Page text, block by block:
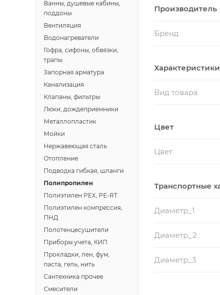
Производитель
Бренд
Характеристики
Вид товара
Цвет
Цвет
Транспортные
Диаметр_1
Диаметр_2
Диаметр_3
Ванны, душевые кабины,
поддоны
Вентиляция
Водонагреватели
Гофра, сифоны, обвязки,
трапы
Запорная арматура
Канализация
Клапаны, фильтры
Люки, дождеприемники
Металлопластик
Мойки
Нержавеющая сталь
Отопление
Подводка гибкая, шланги
Полипропилен
Полиэтилен PEX, PE-RT
Полиэтилен компрессия,
ПНД
Полотенцесушители
Приборы учета, КИП
Прокладки, лен, фум,
паста, гель, нить
Сантехника прочее
Смесители